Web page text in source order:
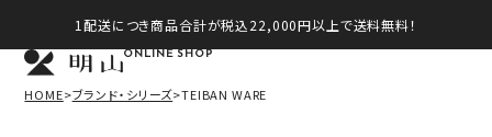
1配送につき商品合計が税込22,000円以上で送料無料！
ONLINE SHOP
HOME ブランド・シリーズ TEIBAN WARE